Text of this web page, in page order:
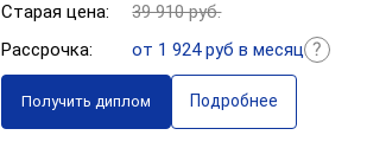
Старая цена:
39 910 руб.
Рассрочка:
от 1 924 руб в месяц
Получить диплом Подробнее